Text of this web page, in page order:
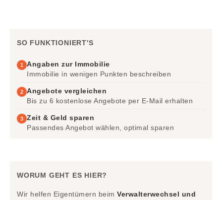
SO FUNKTIONIERT'S
1
Angaben zur Immobilie
Immobilie in wenigen Punkten beschreiben
2 Angebote vergleichen
Bis zu 6 kostenlose Angebote per E-Mail erhalten
3 Zeit & Geld sparen
Passendes Angebot wählen, optimal sparen
WORUM GEHT ES HIER?
Wir helfen Eigentümern beim Verwalterwechsel und